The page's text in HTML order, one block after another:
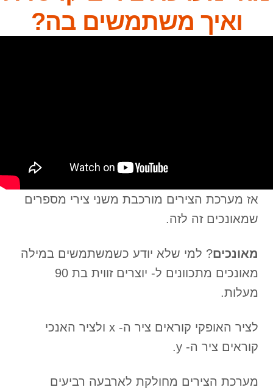
ואיך משתמשים בה?
אז מערכת הצירים מורכבת משני צירי מספרים
שמאונכים זה לזה.
מאונכים? למי שלא יודע כשמשתמשים במילה
מאונכים מתכוונים ל- יוצרים זווית בת 90
מעלות.
לציר האופקי קוראים ציר ה- x ולציר האנכי
קוראים ציר ה- y.
מערכת הצירים מחולקת לארבעה רביעים